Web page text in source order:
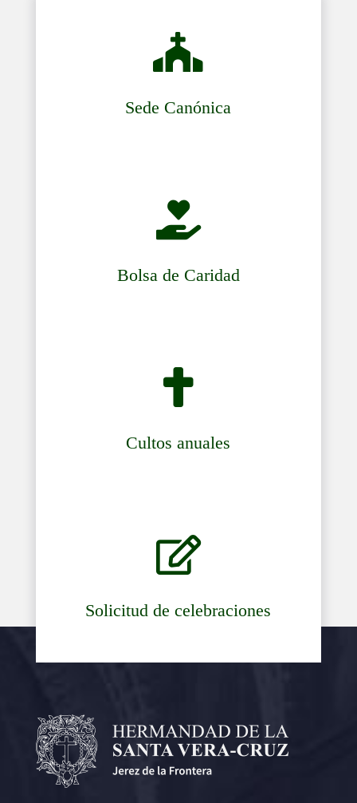

Sede Canónica

Bolsa de Caridad

Cultos anuales

Solicitud de celebraciones